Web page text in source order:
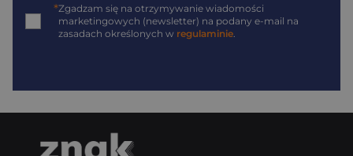
*Zgadzam się na otrzymywanie wiadomości
marketingowych (newsletter) na podany e-mail na
zasadach określonych w regulaminie